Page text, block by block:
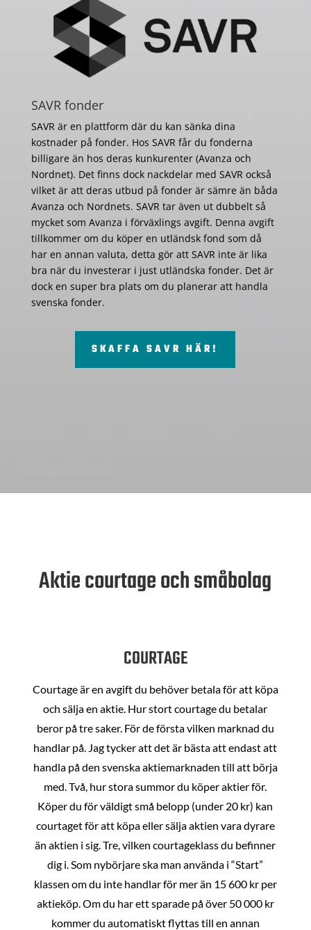
SAVR fonder
SAVR är en plattform där du kan sänka dina
kostnader på fonder. Hos SAVR får du fonderna
billigare än hos deras kunkurenter (Avanza och
Nordnet). Det finns dock nackdelar med SAVR också
vilket är att deras utbud på fonder är sämre än båda
Avanza och Nordnets. SAVR tar även ut dubbelt så
mycket som Avanza i förväxlings avgift. Denna avgift
tillkommer om du köper en utländsk fond som då
har en annan valuta, detta gör att SAVR inte är lika
bra när du investerar i just utländska fonder. Det är
dock en super bra plats om du planerar att handla
svenska fonder.
SKAFFA SAVR HÄR!
Aktie courtage och småbolag
COURTAGE
Courtage är en avgift du behöver betala för att köpa
och sälja en aktie. Hur stort courtage du betalar
beror på tre saker. För de första vilken marknad du
handlar på. Jag tycker att det är bästa att endast att
handla på den svenska aktiemarknaden till att börja
med. Två, hur stora summor du köper aktier för.
Köper du för väldigt små belopp (under 20 kr) kan
courtaget för att köpa eller sälja aktien vara dyrare
än aktien i sig. Tre, vilken courtageklass du befinner
dig i. Som nybörjare ska man använda i “Start”
klassen om du inte handlar för mer än 15 600 kr per
aktieköp. Om du har ett sparade på över 50 000 kr
kommer du automatiskt flyttas till en annan